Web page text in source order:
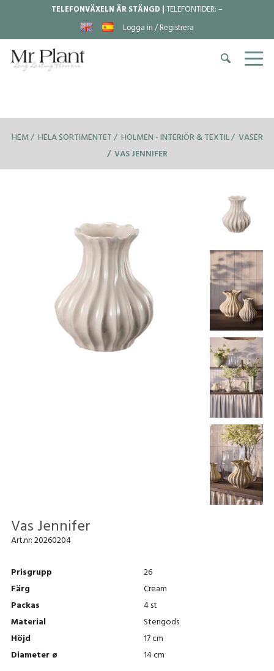
TELEFONVÄXELN ÄR STÄNGD |TELEFONTIDER:–
Logga in / Registrera
HEM HELA SORTIMENTET HOLMEN - INTERIÖR & TEXTIL VASER
VAS JENNIFER
Vas Jennifer
Art.nr:20260204
Prisgrupp
26
Färg
Cream
Packas
4 st
Material
Stengods
Höjd
17 cm
Diameter ø
14 cm